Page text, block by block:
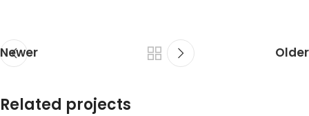
Newer Older
Related projects